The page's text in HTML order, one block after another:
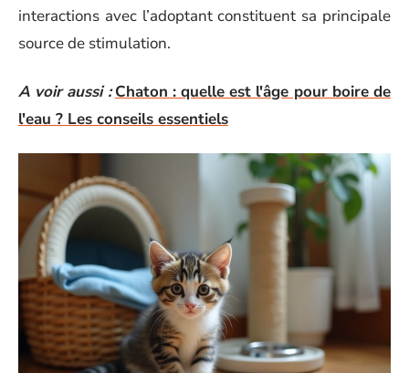
interactions avec l’adoptant constituent sa principale
source de stimulation.
A voir aussi : Chaton : quelle est l'âge pour boire de
l'eau ? Les conseils essentiels